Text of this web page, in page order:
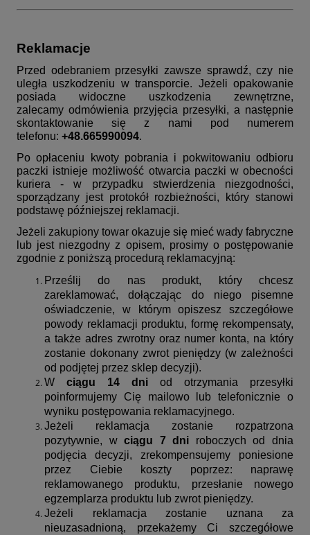
Reklamacje
Przed odebraniem przesyłki zawsze sprawdź, czy nie
uległa uszkodzeniu w transporcie. Jeżeli opakowanie
posiada widoczne uszkodzenia zewnętrzne,
zalecamy odmówienia przyjęcia przesyłki, a następnie
skontaktowanie się z nami pod numerem
telefonu: +48.665990094.
Po opłaceniu kwoty pobrania i pokwitowaniu odbioru
paczki istnieje możliwość otwarcia paczki w obecności
kuriera - w przypadku stwierdzenia niezgodności,
sporządzany jest protokół rozbieżności, który stanowi
podstawę późniejszej reklamacji.
Jeżeli zakupiony towar okazuje się mieć wady fabryczne
lub jest niezgodny z opisem, prosimy o postępowanie
zgodnie z poniższą procedurą reklamacyjną:
Prześlij do nas produkt, który chcesz
zareklamować, dołączając do niego pisemne
oświadczenie,
w którym opiszesz szczegółowe
powody reklamacji produktu, formę rekompensaty,
a także adres zwrotny oraz numer konta, na który
zostanie dokonany zwrot pieniędzy (w zależności
od podjętej przez sklep decyzji).
W ciągu 14 dni od otrzymania przesyłki
poinformujemy Cię mailowo lub telefonicznie o
wyniku postępowania reklamacyjnego.
Jeżeli reklamacja zostanie rozpatrzona
pozytywnie, wciągu 7 dni roboczych od dnia
podjęcia decyzji, zrekompensujemy poniesione
przez Ciebie koszty poprzez: naprawę
reklamowanego produktu, przesłanie nowego
egzemplarza produktu lub zwrot pieniędzy.
Jeżeli reklamacja zostanie uznana za
nieuzasadnioną, przekażemy Ci szczegółowe